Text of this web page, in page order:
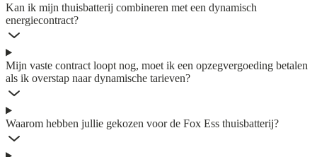
Kan ik mijn thuisbatterij combineren met een dynamisch
energiecontract?
Mijn vaste contract loopt nog, moet ik een opzegvergoeding betalen
als ik overstap naar dynamische tarieven?
Waarom hebben jullie gekozen voor de Fox Ess thuisbatterij?